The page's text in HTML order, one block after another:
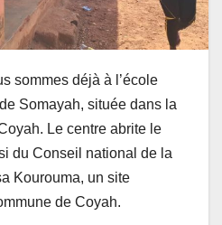
sommes déjà à l’école
Somayah, située dans la
Le centre abrite le
du Conseil national de la
Kourouma, un site
de Coyah.